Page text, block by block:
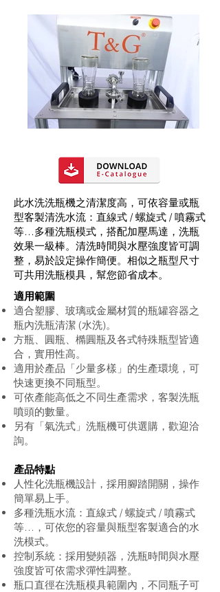
此水洗洗瓶機之清潔度高，可依容量或瓶
型客製清洗水流：直線式 / 螺旋式 / 噴霧式
等…多種洗瓶模式，搭配加壓馬達，洗瓶
效果一級棒。清洗時間與水壓強度皆可調
整，易於設定操作簡便。相似之瓶型尺寸
可共用洗瓶模具，幫您節省成本。
適用範圍
適合塑膠、玻璃或金屬材質的瓶罐容器之
瓶內洗瓶清潔 (水洗)。
方瓶、圓瓶、橢圓瓶及各式特殊瓶型皆適
合，實用性高。
適用於產品「少量多樣」的生產環境，可
快速更換不同瓶型。
可依產能高低之不同生產需求，客製洗瓶
噴頭的數量。
另有「氣洗式」洗瓶機可供選購，歡迎洽
詢。
產品特點
人性化洗瓶機設計，採用腳踏開關，操作
簡單易上手。
多種洗瓶水流：直線式 / 螺旋式 / 噴霧式
等…，可依您的容量與瓶型客製適合的水
洗模式。
控制系統：採用變頻器，洗瓶時間與水壓
強度皆可依需求彈性調整。
瓶口直徑在洗瓶模具範圍內，不同瓶子可